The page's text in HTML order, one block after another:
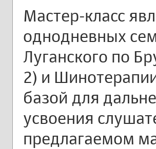
Мастер-класс
однодневных
Луганского по
2) и
базой для
усвоения
предлагаемом